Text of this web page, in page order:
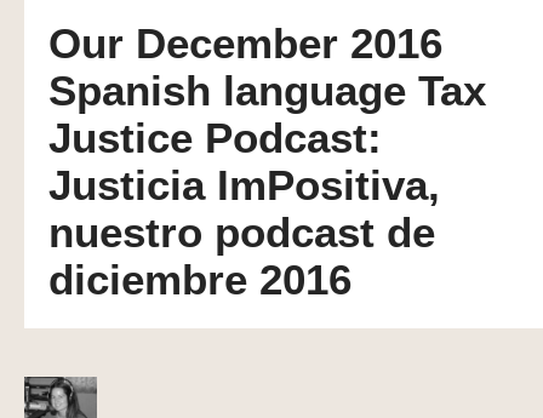
Our December 2016
Spanish language Tax
Justice Podcast:
Justicia ImPositiva,
nuestro podcast de
diciembre 2016